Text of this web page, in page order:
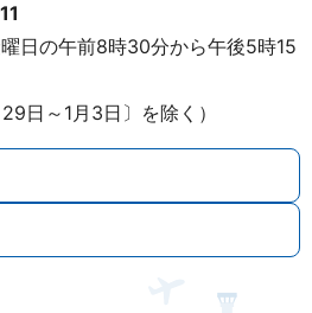
日の午前8時30分から午後5時15
日～1月3日〕を除く）